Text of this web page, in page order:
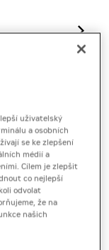
uživatelský
a osobních
se ke zlepšení
médií a
Cílem je zlepšit
co nejlepší
odvolat
že na
našich